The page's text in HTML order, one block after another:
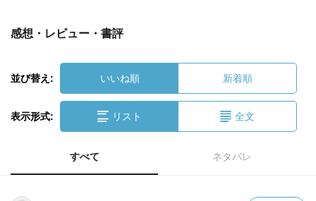
感想・レビュー・書評
並び替え: いいね順 新着順
表示形式: リスト 全文
すべて ネタバレ